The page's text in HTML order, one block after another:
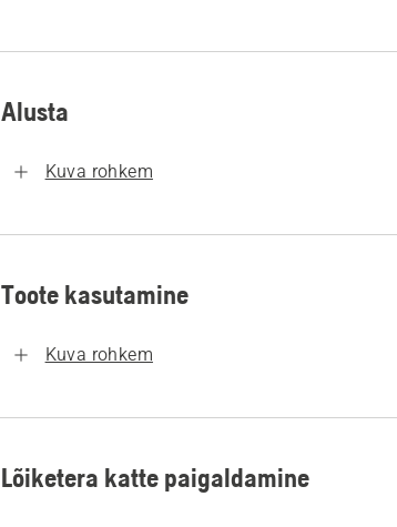
Alusta
Kuva rohkem
Toote kasutamine
Kuva rohkem
Lõiketera katte paigaldamine